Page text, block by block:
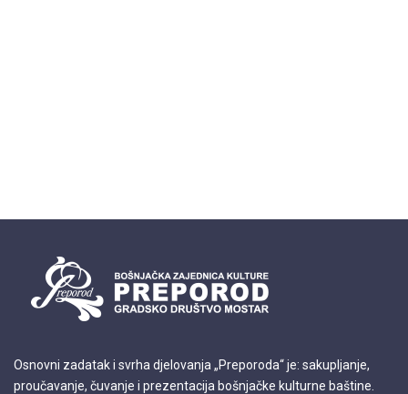
Osnovni zadatak i svrha djelovanja „Preporoda“ je: sakupljanje,
proučavanje, čuvanje i prezentacija bošnjačke kulturne baštine.